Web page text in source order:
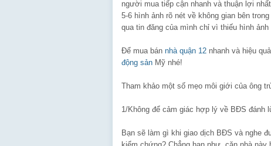
người mua tiếp cận nhanh và thuận lợi
5-6 hình ảnh rõ nét về không gian bên
qua tin đăng của mình chỉ vì thiếu hình
Để mua bán nhà quận 12 nhanh và hiệu
động sản Mỹ nhé!
Tham khảo một số mẹo môi giới của ông
1/Không để cảm giác hợp lý về BĐS đánh
Bạn sẽ làm gì khi giao dịch BĐS và nghe
kiểm chứng? Chẳng hạn như, căn nhà